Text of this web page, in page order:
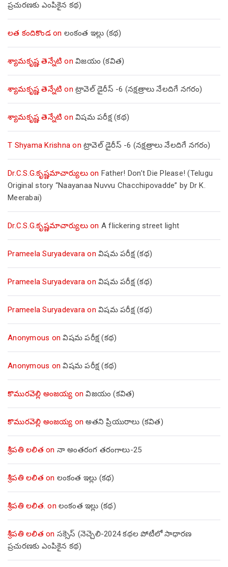
ప్రచురణకు ఎంపికైన కథ)
లత కందికొండon లంకంత ఇల్లు (కథ)
శ్యామకృష్ణ తెన్నేటి on విజయం (కవిత)
శ్యామకృష్ణ తెన్నేటి on ట్రావెల్ డైరీస్ -6 (నక్షత్రాలు నేలదిగే నగరం)
శ్యామకృష్ణ తెన్నేటి on విషమ పరీక్ష (క‌థ‌)
T Shyama Krishna on ట్రావెల్ డైరీస్ -6 (నక్షత్రాలు నేలదిగే నగరం)
Dr.C.S.G.కృష్ణమాచార్యులుon Father! Don’t Die Please! (Telugu
Original story “Naayanaa Nuvvu Chacchipovadde” by Dr K.
Meerabai)
Dr.C.S.G.కృష్ణమాచార్యులుon A flickering street light
Prameela Suryadevara on విషమ పరీక్ష (క‌థ‌)
Prameela Suryadevara on విషమ పరీక్ష (క‌థ‌)
Prameela Suryadevara on విషమ పరీక్ష (క‌థ‌)
Anonymous onవిషమ పరీక్ష (క‌థ‌)
Anonymous onవిషమ పరీక్ష (క‌థ‌)
కొమురవెల్లి అంజయ్య onవిజయం (కవిత)
కొమురవెల్లి అంజయ్య onఅతని ప్రియురాలు (కవిత)
శ్రీపతి లలిత on నా అంతరంగ తరంగాలు-25
శ్రీపతి లలిత on లంకంత ఇల్లు (కథ)
శ్రీపతి లలిత. on లంకంత ఇల్లు (కథ)
శ్రీపతి లలిత on సక్సెస్ (నెచ్చెలి-2024 కథల పోటీలో సాధారణ
ప్రచురణకు ఎంపికైన కథ)